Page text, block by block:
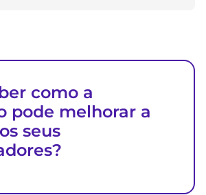
como a
pode melhorar a
seus